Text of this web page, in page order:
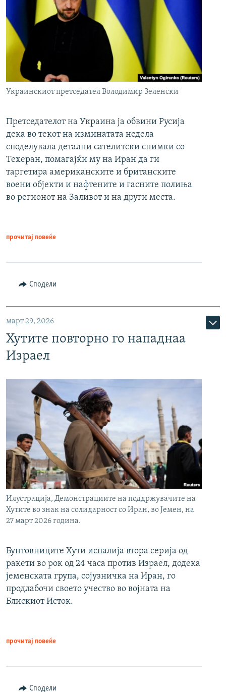
Украинскиот претседател Володимир Зеленски
Претседателот на Украина ја обвини Русија
дека во текот на изминатата недела
споделувала детални сателитски снимки со
Техеран, помагајќи му на Иран да ги
таргетира американските и британските
воени објекти и нафтените и гасните полиња
во регионот на Заливот и на други места.
прочитај повеќе
Сподели
март 29, 2026
Хутите повторно го нападнаа
Израел
Илустрација, Демонстрациите на поддржувачите на
Хутите во знак на солидарност со Иран, во Јемен, на
27 март 2026 година.
Бунтовниците Хути испалија втора серија од
ракети во рок од 24 часа против Израел, додека
јеменската група, сојузничка на Иран, го
продлабочи своето учество во војната на
Блискиот Исток.
прочитај повеќе
Сподели